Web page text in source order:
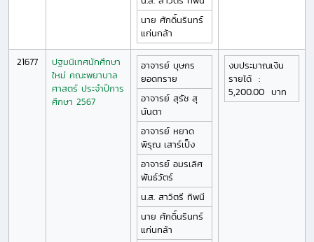
นาย ศักดิ์นรินทร์
แก่นกล้า
21677
ปฐมนิเทศนักศึกษา
ใหม่ คณะพยาบาล
ศาสตร์ ประจำปีการ
ศึกษา 2567
อาจารย์ บุษกร
ยอดทราย
อาจารย์ สุรัช สุ
นันตา
อาจารย์ หยาด
พิรุณ เสาร์เป็ง
อาจารย์ อมรเลิศ
พันธ์วัตร์
น.ส. สาวิตรี ทิพนี
นาย ศักดิ์นรินทร์
แก่นกล้า
งบประมาณเงิน
รายได้:
5,200.00บาท